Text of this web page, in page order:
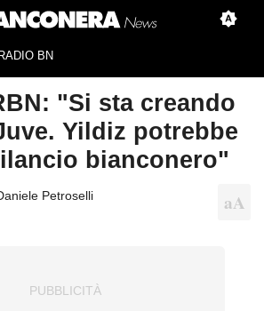
RADIO BN
"Si sta creando
Yildiz potrebbe
bianconero"
Petroselli